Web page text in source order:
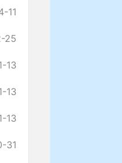
11
25
13
13
13
31